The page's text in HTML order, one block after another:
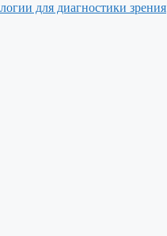
для диагностики зрения